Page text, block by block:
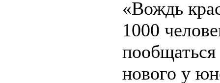
«Вождь
1000
нового у